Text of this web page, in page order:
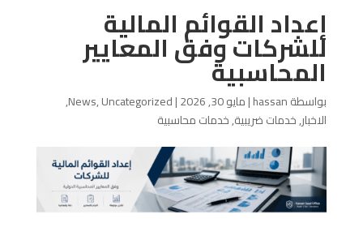
إعداد القوائم المالية
للشركات وفق المعايير
المحاسبية
بواسطةhassan
|مايو 30, 2026 |
News,Uncategorized
,
الاخبار,خدمات ضريبية,خدمات محاسبية